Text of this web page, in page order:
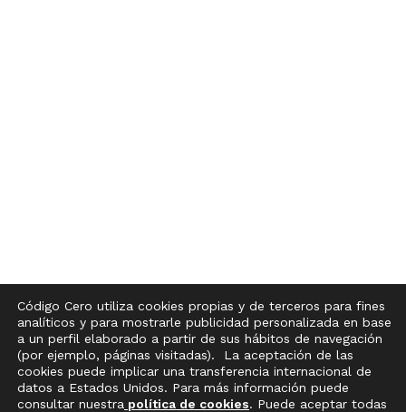
Código Cero utiliza cookies propias y de terceros para fines
analíticos y para mostrarle publicidad personalizada en base
a un perfil elaborado a partir de sus hábitos de navegación
(por ejemplo, páginas visitadas). La aceptación de las
cookies puede implicar una transferencia internacional de
datos a Estados Unidos. Para más información puede
consultar nuestra política de cookies. Puede aceptar todas